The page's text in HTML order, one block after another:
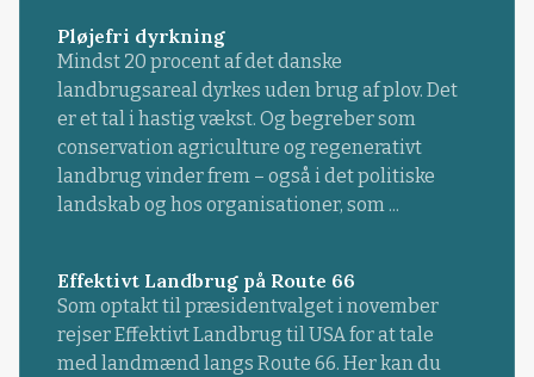
Pløjefri dyrkning
Mindst 20 procent af det danske
landbrugsareal dyrkes uden brug af plov. Det
er et tal i hastig vækst. Og begreber som
conservation agriculture og regenerativt
landbrug vinder frem – også i det politiske
landskab og hos organisationer, som ...
Effektivt Landbrug på Route 66
Som optakt til præsidentvalget i november
rejser Effektivt Landbrug til USA for at tale
med landmænd langs Route 66. Her kan du